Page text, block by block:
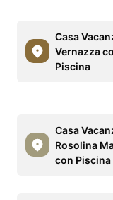
Casa
Vernazza
Piscina
Casa
Rosolina
con Piscina